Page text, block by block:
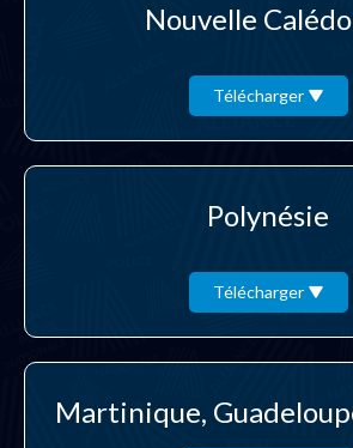
Nouvelle
Télécharger
Polynésie
Télécharger
Martinique,